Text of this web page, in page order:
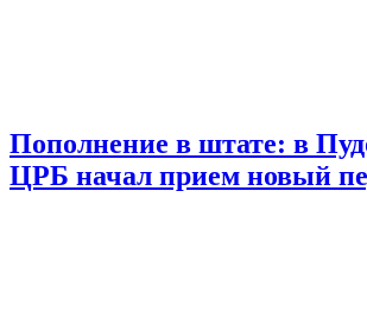
Пополнение в штате: в
ЦРБ начал прием новый